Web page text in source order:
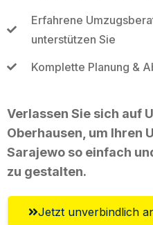
Erfahrene
unterstützen Sie
Komplette Planung &
Verlassen Sie sich auf
Oberhausen, um Ihren
Sarajewo so einfach
zu gestalten.
Jetzt unverbindlich